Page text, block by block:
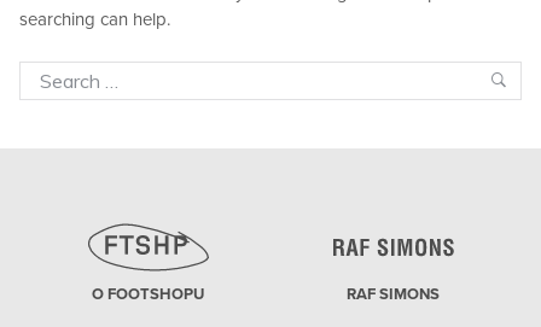
searching can help.
Search
for:
O FOOTSHOPU RAF SIMONS